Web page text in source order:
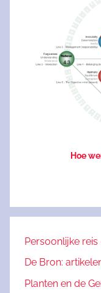
Hoe
Persoonlijke reis
De Bron:
Planten en de